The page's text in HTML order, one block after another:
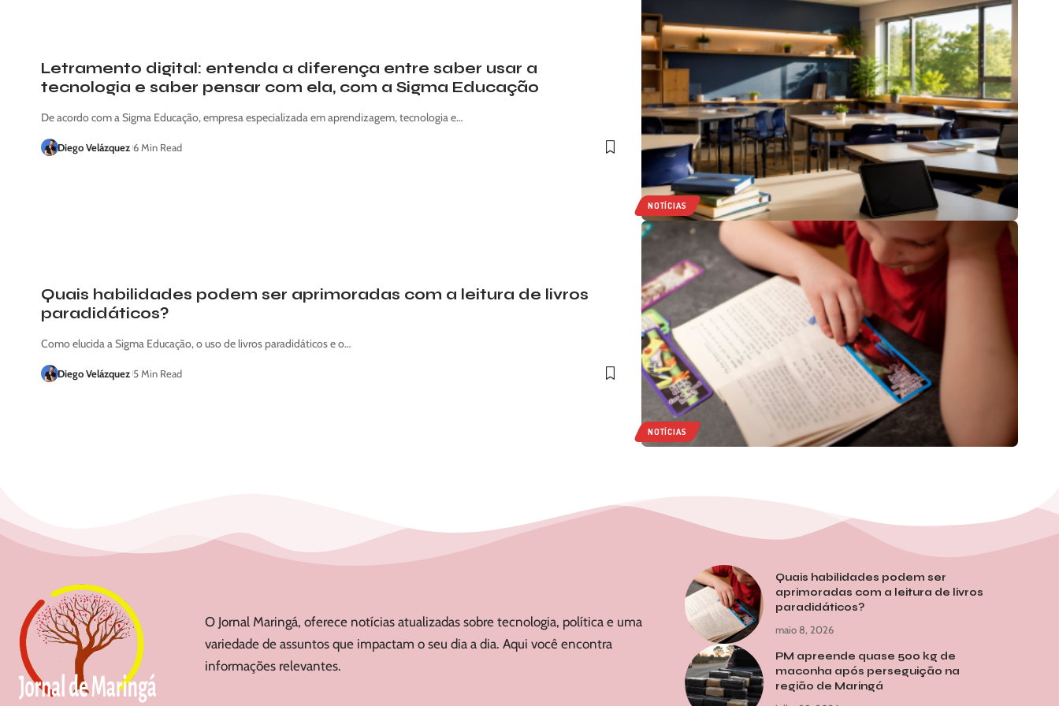
NOTÍCIAS
Letramento digital: entenda a diferença entre saber usar a
tecnologia e saber pensar com ela, com a Sigma Educação
De acordo com a Sigma Educação, empresa especializada em aprendizagem, tecnologia e…
Diego Velázquez 6 Min Read
NOTÍCIAS
Quais habilidades podem ser aprimoradas com a leitura de livros
paradidáticos?
Como elucida a Sigma Educação, o uso de livros paradidáticos e o…
Diego Velázquez 5 Min Read
O Jornal Maringá, oferece notícias atualizadas sobre tecnologia, política e uma
variedade de assuntos que impactam o seu dia a dia. Aqui você encontra
informações relevantes.
Quais habilidades podem ser
aprimoradas com a leitura de livros
paradidáticos?
maio 8, 2026
PM apreende quase 500 kg de
maconha após perseguição na
região de Maringá